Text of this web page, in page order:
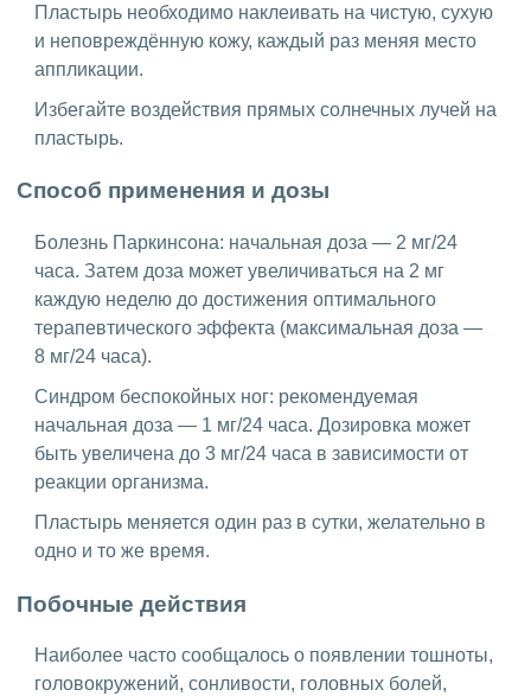
Пластырь необходимо наклеивать на чистую, сухую
и неповреждённую кожу, каждый раз меняя место
аппликации.
Избегайте воздействия прямых солнечных лучей на
пластырь.
Способ применения и дозы
Болезнь Паркинсона: начальная доза — 2 мг/24
часа. Затем доза может увеличиваться на 2 мг
каждую неделю до достижения оптимального
терапевтического эффекта (максимальная доза —
8 мг/24 часа).
Синдром беспокойных ног: рекомендуемая
начальная доза — 1 мг/24 часа. Дозировка может
быть увеличена до 3 мг/24 часа в зависимости от
реакции организма.
Пластырь меняется один раз в сутки, желательно в
одно и то же время.
Побочные действия
Наиболее часто сообщалось о появлении тошноты,
головокружений, сонливости, головных болей,